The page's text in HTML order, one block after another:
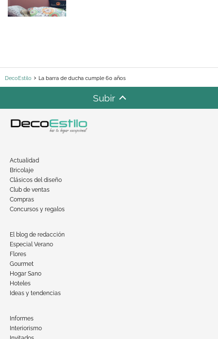
DecoEstilo La barra de ducha cumple 60 años
Subir
Actualidad
Bricolaje
Clásicos del diseño
Club de ventas
Compras
Concursos y regalos
El blog de redacción
Especial Verano
Flores
Gourmet
Hogar Sano
Hoteles
Ideas y tendencias
Informes
Interiorismo